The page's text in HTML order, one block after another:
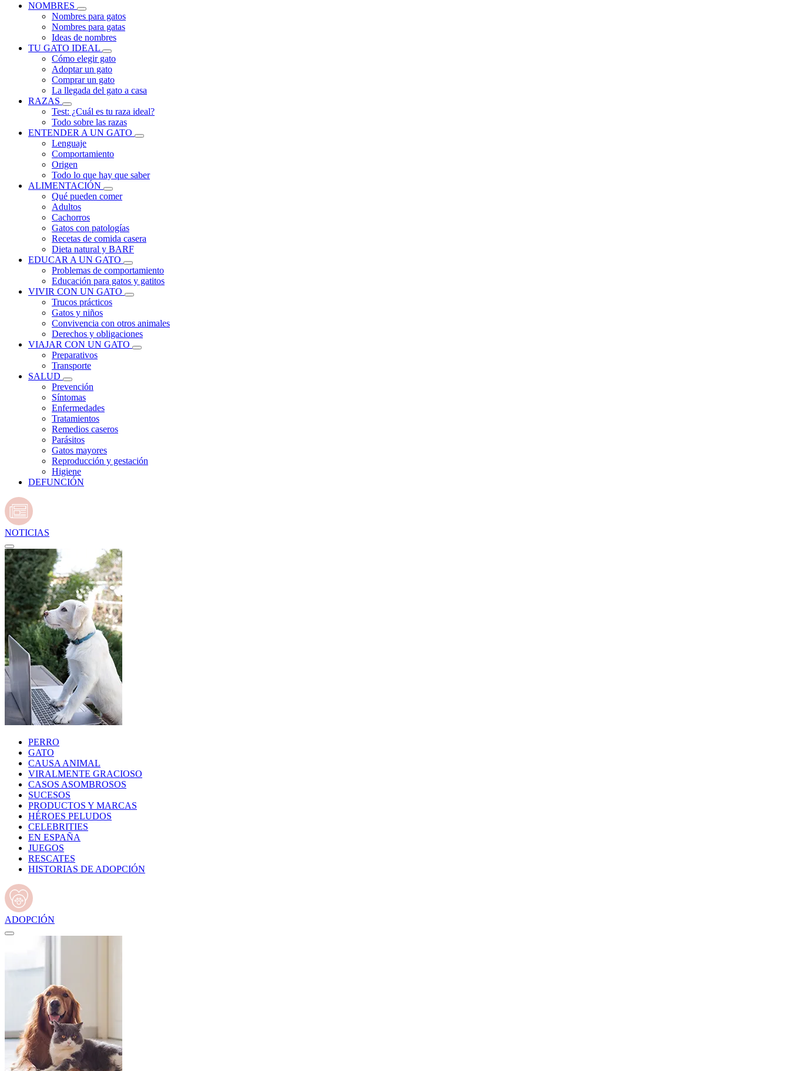
NOMBRES
Nombres para gatos
Nombres para gatas
Ideas de nombres
TU GATO IDEAL
Cómo elegir gato
Adoptar un gato
Comprar un gato
La llegada del gato a casa
RAZAS
Test: ¿Cuál es tu raza ideal?
Todo sobre las razas
ENTENDER A UN GATO
Lenguaje
Comportamiento
Origen
Todo lo que hay que saber
ALIMENTACIÓN
Qué pueden comer
Adultos
Cachorros
Gatos con patologías
Recetas de comida casera
Dieta natural y BARF
EDUCAR A UN GATO
Problemas de comportamiento
Educación para gatos y gatitos
VIVIR CON UN GATO
Trucos prácticos
Gatos y niños
Convivencia con otros animales
Derechos y obligaciones
VIAJAR CON UN GATO
Preparativos
Transporte
SALUD
Prevención
Síntomas
Enfermedades
Tratamientos
Remedios caseros
Parásitos
Gatos mayores
Reproducción y gestación
Higiene
DEFUNCIÓN
NOTICIAS
PERRO
GATO
CAUSA ANIMAL
VIRALMENTE GRACIOSO
CASOS ASOMBROSOS
SUCESOS
PRODUCTOS Y MARCAS
HÉROES PELUDOS
CELEBRITIES
EN ESPAÑA
JUEGOS
RESCATES
HISTORIAS DE ADOPCIÓN
ADOPCIÓN